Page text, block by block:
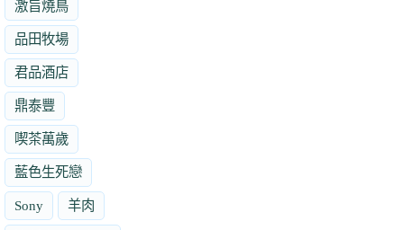
激旨燒鳥
品田牧場
君品酒店
鼎泰豐
喫茶萬歲
藍色生死戀
Sony 羊肉